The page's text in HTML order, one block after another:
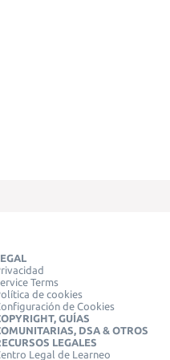
Terms
de cookies
de Cookies
GUÍAS
DSA & OTROS
LEGALES
Legal de Learneo